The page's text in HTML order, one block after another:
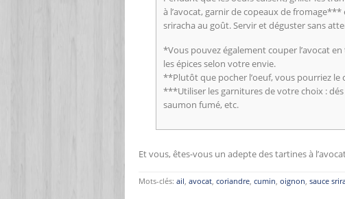
à l’avocat, garnir de copeaux de
sriracha au goût. Servir et déguster sans
*Vous pouvez également couper l’avocat
les épices selon votre envie.
**Plutôt que pocher l’oeuf, vous pourriez
***Utiliser les garnitures de votre choix :
saumon fumé, etc.
Et vous, êtes-vous un adepte des tartines à
Mots-clés: ail, avocat, coriandre, cumin, oignon, sauce